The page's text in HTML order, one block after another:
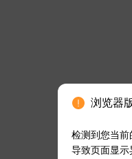
浏览器
检测到您当
导致页面显